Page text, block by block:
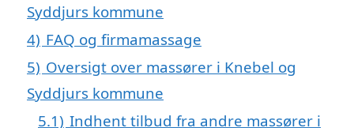
Syddjurs kommune
4) FAQ og firmamassage
5) Oversigt over massører i Knebel og
Syddjurs kommune
5.1) Indhent tilbud fra andre massører i